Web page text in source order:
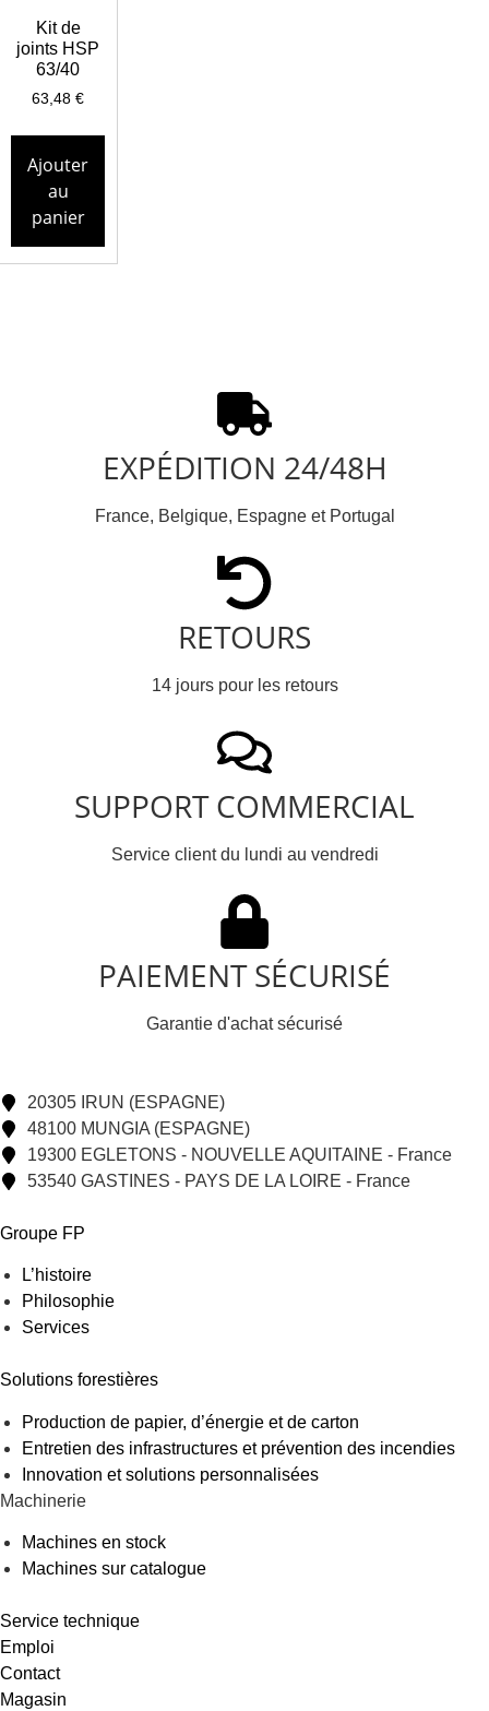
Kit de
joints HSP
63/40
63,48€
Ajouter
au
panier
EXPÉDITION 24/48H
France, Belgique, Espagne et Portugal
RETOURS
14 jours pour les retours
SUPPORT COMMERCIAL
Service client du lundi au vendredi
PAIEMENT SÉCURISÉ
Garantie d'achat sécurisé
20305 IRUN (ESPAGNE)
48100 MUNGIA (ESPAGNE)
19300 EGLETONS - NOUVELLE AQUITAINE - France
53540 GASTINES - PAYS DE LA LOIRE - France
Groupe FP
L’histoire
Philosophie
Services
Solutions forestières
Production de papier, d’énergie et de carton
Entretien des infrastructures et prévention des incendies
Innovation et solutions personnalisées
Machinerie
Machines en stock
Machines sur catalogue
Service technique
Emploi
Contact
Magasin